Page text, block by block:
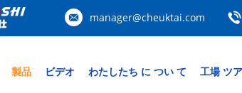
manager@cheuktai.com
製品 ビデオ わたしたち に つい て 工場 ツ